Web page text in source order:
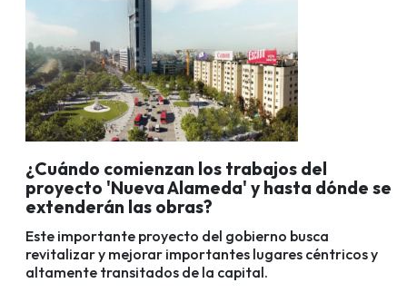
¿Cuándo comienzan los trabajos del
proyecto 'Nueva Alameda' y hasta dónde se
extenderán las obras?
Este importante proyecto del gobierno busca
revitalizar y mejorar importantes lugares céntricos y
altamente transitados de la capital.